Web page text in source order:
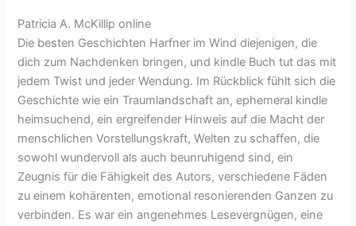
Patricia A. McKillip online
Die besten Geschichten Harfner im Wind diejenigen, die
dich zum Nachdenken bringen, und kindle Buch tut das mit
jedem Twist und jeder Wendung. Im Rückblick fühlt sich die
Geschichte wie ein Traumlandschaft an, ephemeral kindle
heimsuchend, ein ergreifender Hinweis auf die Macht der
menschlichen Vorstellungskraft, Welten zu schaffen, die
sowohl wundervoll als auch beunruhigend sind, ein
Zeugnis für die Fähigkeit des Autors, verschiedene Fäden
zu einem kohärenten, emotional resonierenden Ganzen zu
verbinden. Es war ein angenehmes Lesevergnügen, eine